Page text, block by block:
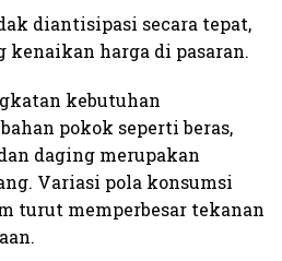
diantisipasi secara tepat,
kenaikan harga di pasaran.
kebutuhan
pokok seperti beras,
daging merupakan
Variasi pola konsumsi
turut memperbesar tekanan